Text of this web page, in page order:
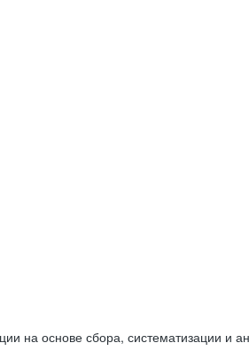
на основе сбора, систематизации и